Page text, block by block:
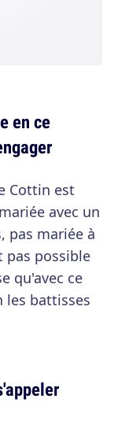
en ce
Cottin est
avec un
pas mariée à
pas possible
qu'avec ce
les battisses